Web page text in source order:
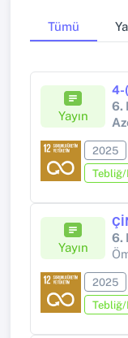
Tümü
Yayın
2025
Yayın
2025